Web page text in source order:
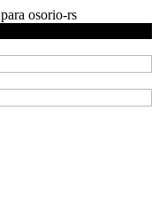
para osorio-rs